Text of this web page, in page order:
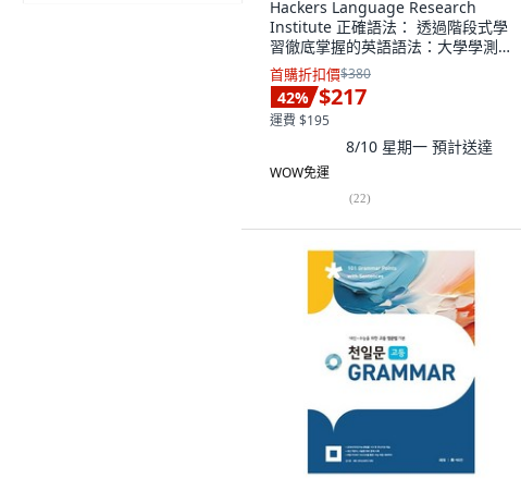
Hackers Language Research
Institute 正確語法： 透過階段式學
習徹底掌握的英語語法：大學學測
與在校成績, 英語, 高中三年級
首購折扣價$380
42% $217
運費 $195
8/10 星期一 預計送達
WOW免運
(22)